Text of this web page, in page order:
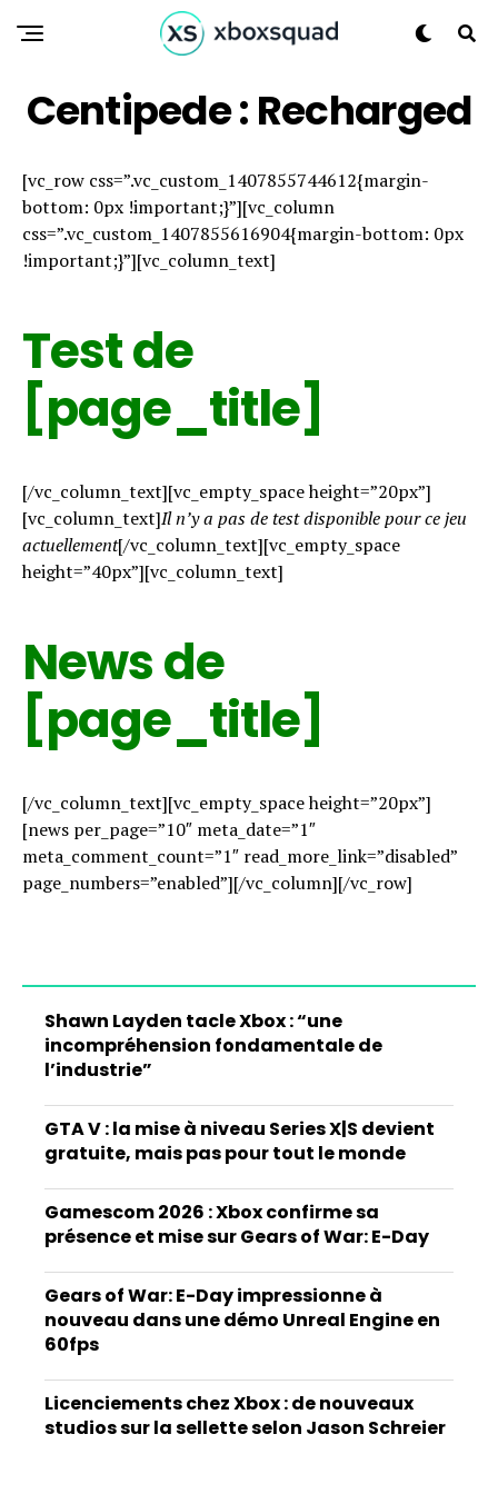
Centipede : Recharged
[vc_row css=”.vc_custom_1407855744612{margin-
bottom: 0px !important;}”][vc_column
css=”.vc_custom_1407855616904{margin-bottom: 0px
!important;}”][vc_column_text]
Test de
[page_title]
[/vc_column_text][vc_empty_space height=”20px”]
[vc_column_text]Il n’y a pas de test disponible pour ce jeu
actuellement[/vc_column_text][vc_empty_space
height=”40px”][vc_column_text]
News de
[page_title]
[/vc_column_text][vc_empty_space height=”20px”]
[news per_page=”10″ meta_date=”1″
meta_comment_count=”1″ read_more_link=”disabled”
page_numbers=”enabled”][/vc_column][/vc_row]
Shawn Layden tacle Xbox : “une
incompréhension fondamentale de
l’industrie”
GTA V : la mise à niveau Series X|S devient
gratuite, mais pas pour tout le monde
Gamescom 2026 : Xbox confirme sa
présence et mise sur Gears of War: E-Day
Gears of War: E-Day impressionne à
nouveau dans une démo Unreal Engine en
60fps
Licenciements chez Xbox : de nouveaux
studios sur la sellette selon Jason Schreier